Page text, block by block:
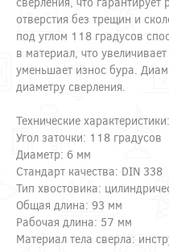
отверстия без трещин и
под углом 118 градусов
в материал, что
уменьшает износ бура.
диаметру сверления.
Технические характеристики:
Угол заточки: 118 градусов
Диаметр: 6 мм
Стандарт качества: DIN 338
Тип хвостовика:
Общая длина: 93 мм
Рабочая длина: 57 мм
Материал тела сверла: